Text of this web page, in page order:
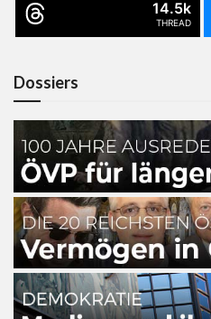
14.5k
THREAD
Dossiers